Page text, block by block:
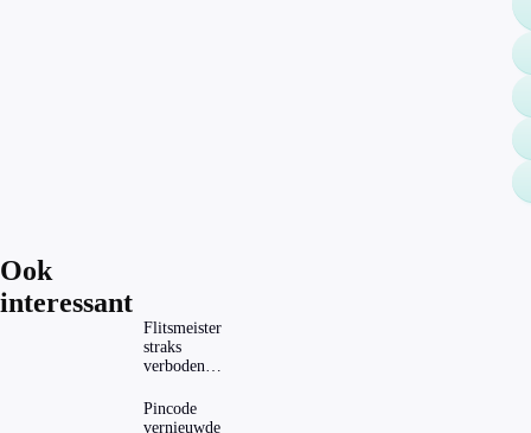
Ook
interessant
Flitsmeister
straks
verboden?
regels in
Nederland
Pincode
vernieuwde